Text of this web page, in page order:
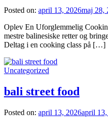
Posted on: april 13, 2026maj 28,
Oplev En Uforglemmelig
mestre balinesiske retter og
Deltag i en cooking class på […]
Uncategorized
bali street food
Posted on: april 13, 2026april